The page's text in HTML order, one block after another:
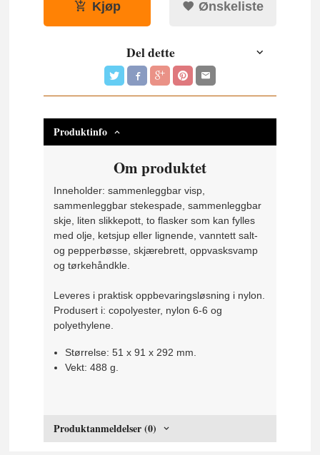
Kjøp Ønskeliste
Del dette
Produktinfo
Om produktet
Inneholder: sammenleggbar visp,
sammenleggbar stekespade, sammenleggbar
skje, liten slikkepott, to flasker som kan fylles
med olje, ketsjup eller lignende, vanntett salt-
og pepperbøsse, skjærebrett, oppvasksvamp
og tørkehåndkle.
Leveres i praktisk oppbevaringsløsning i nylon.
Produsert i: copolyester, nylon 6-6 og
polyethylene.
Størrelse: 51 x 91 x 292 mm.
Vekt: 488 g.
Produktanmeldelser (0)